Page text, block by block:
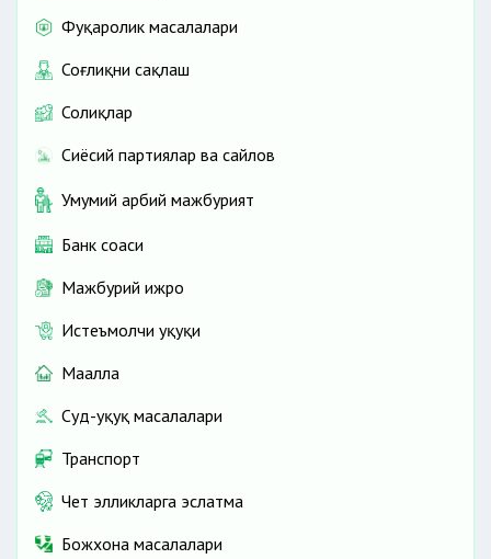
Фуқаролик масалалари
Соғлиқни сақлаш
Солиқлар
Сиёсий партиялар ва сайлов
Умумий ҳарбий мажбурият
Банк соҳаси
Мажбурий ижро
Истеъмолчи ҳуқуқи
Маҳалла
Суд-ҳуқуқ масалалари
Транспорт
Чет элликларга эслатма
Божхона масалалари